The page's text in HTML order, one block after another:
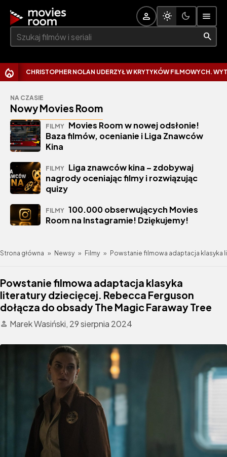
Szukaj:
CHRISTOPHER NOLAN UDERZYŁ W KRYTYKÓW FILMOWYCH. WYTKNĄŁ
NA CZASIE
Nowy Movies Room
FILMY Movies Room w nowej odsłonie!
Baza filmów, ocenianie i Liga Znawców
Kina
FILMY Liga znawców kina – zdobywaj
nagrody oceniając filmy i rozwiązując
quizy
FILMY 100.000 obserwujących Movies
Room na Instagramie! Dziękujemy!
Strona główna » Newsy » Filmy » Powstanie filmowa adaptacja klasyka
Powstanie filmowa adaptacja klasyka
literatury dziecięcej. Rebecca Ferguson
dołącza do obsady The Magic Faraway Tree
Marek Wasiński, 29 sierpnia 2024